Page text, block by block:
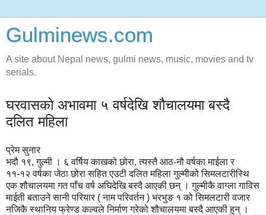
Gulminews.com
A site about Nepal news, gulmi news, music, movies and tv
serials.
घरवासको अभावमा ५ वर्षदेखि शौचालयमा बस्दै
दलित महिला
प्रेम सुनार
भदौ १९, गुल्मी । ६ वर्षिय काखको छोरा, त्यस्तै आठ-नौ वर्षका माईला र
११-१२ वर्षका जेठा छोरा सहित एउटी दलित महिला गुल्मीको सिमलटारीस्थि
एक शौचालयमा गत पाँच वर्ष अघिदेखि बस्दै आएकी छन् । गुल्मीकै वाग्ला गाविस
माईती बताउने सानी परियार ( नाम परिवर्तन ) भरभुङ १ को सिमलटारी वजार
नजिकै स्थानिय फ्रेण्ड कल्वले निर्माण गरेको शौचालयमा बस्दै आएकी हुन् ।